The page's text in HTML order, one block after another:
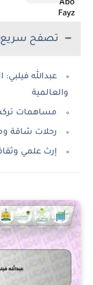
تصفح سريع
عبدالله
والعالمية
مساهمات
رحلات شاقة
إرث علمي